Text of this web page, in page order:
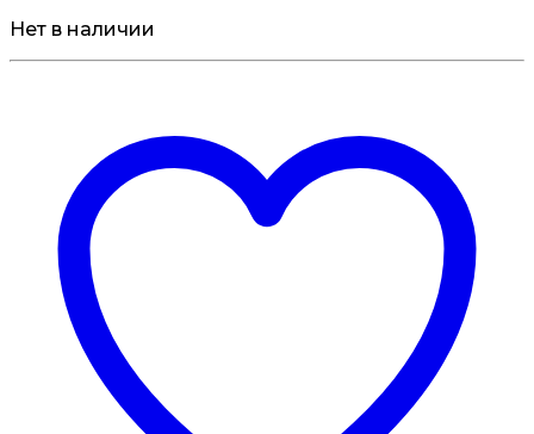
Нет в наличии